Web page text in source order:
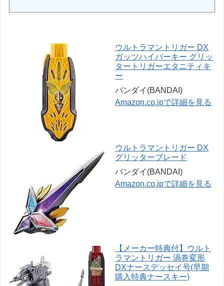
ウルトラマントリガー DX
ガッツハイパーキー グリッ
タートリガーエタニティキ
ー
バンダイ(BANDAI)
Amazon.co.jpで詳細を見る
ウルトラマントリガー DX
グリッターブレード
バンダイ(BANDAI)
Amazon.co.jpで詳細を見る
【メーカー特典付】ウルト
ラマントリガー 渦巻変形
DXナースデッセイ号(早期
購入特典ナースキー)